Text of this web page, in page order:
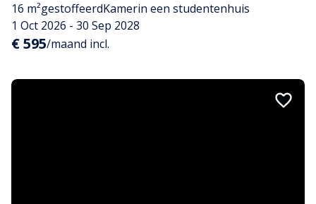
16 m²gestoffeerdKamerin een studentenhuis
1 Oct 2026 - 30 Sep 2028
€ 595/maand incl.